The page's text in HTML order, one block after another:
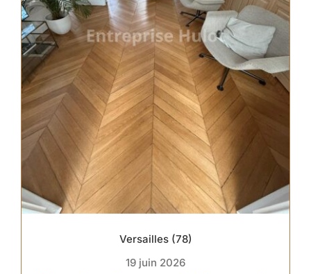
Versailles (78)
19 juin 2026